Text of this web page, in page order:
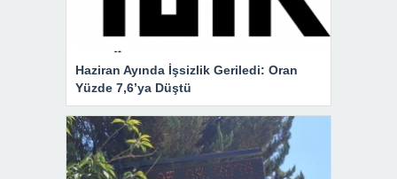
Haziran Ayında İşsizlik Geriledi: Oran
Yüzde 7,6’ya Düştü